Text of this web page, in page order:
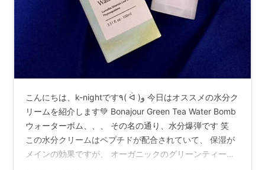
こんにちは、k-nightです٩( ᐛ )و 今日はオススメの水分ク
リームを紹介します💚 Bonajour Green Tea Water Bomb
ウォーターボム、、、 その名の通り、水分爆弾です 笑
この水分クリームはペプチドが配合されていて、 保湿が
メインの効果ですが、 オーガニックのグリーンティー成